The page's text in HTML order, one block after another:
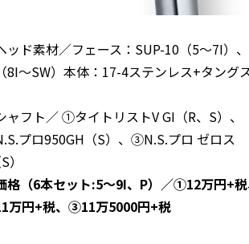
ド素材／フェース：SUP-10（5～7I）
8I～SW）本体：17-4ステンレス+タング
フト／ ①タイトリストV GI（R、S）、
プロ950GH（S）、③N.S.プロ ゼロス
）
格（6本セット:5～9I、P）／①12万円+税
万円+税、③11万5000円+税